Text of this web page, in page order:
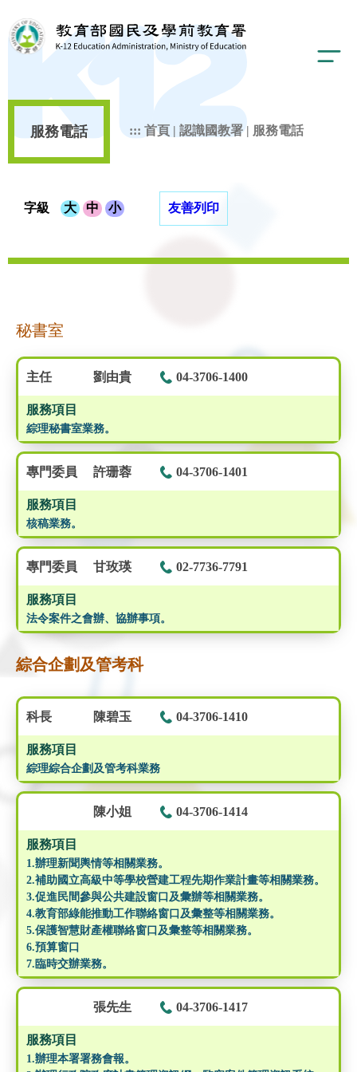
服務電話 ::: 首頁 | 認識國教署| 服務電話
字級 大 中 小 友善列印
秘書室
主任 劉由貴 04-3706-1400
服務項目
綜理秘書室業務。
專門委員 許珊蓉 04-3706-1401
服務項目
核稿業務。
專門委員 甘玫瑛 02-7736-7791
服務項目
法令案件之會辦、協辦事項。
綜合企劃及管考科
科長 陳碧玉 04-3706-1410
服務項目
綜理綜合企劃及管考科業務
陳小姐 04-3706-1414
服務項目
1.辦理新聞輿情等相關業務。
2.補助國立高級中等學校營建工程先期作業計畫等相關業務。
3.促進民間參與公共建設窗口及彙辦等相關業務。
4.教育部綠能推動工作聯絡窗口及彙整等相關業務。
5.保護智慧財產權聯絡窗口及彙整等相關業務。
6.預算窗口
7.臨時交辦業務。
張先生 04-3706-1417
服務項目
1.辦理本署署務會報。